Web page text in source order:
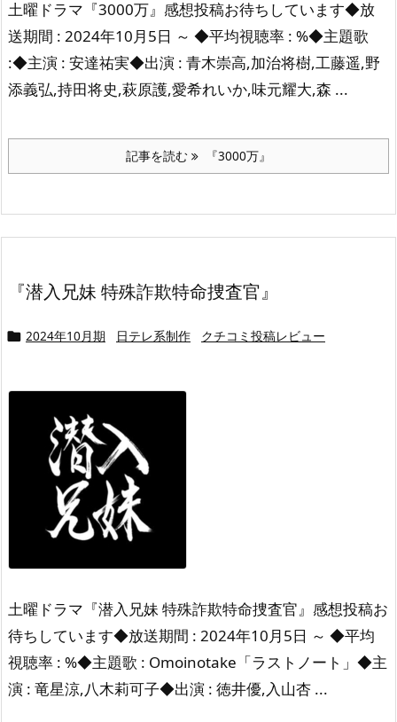
土曜ドラマ『3000万』感想投稿お待ちしています◆放
送期間 : 2024年10月5日 ～ ◆平均視聴率 : %◆主題歌
:◆主演 : 安達祐実◆出演 : 青木崇高,加治将樹,工藤遥,野
添義弘,持田将史,萩原護,愛希れいか,味元耀大,森 ...
記事を読む 『3000万』
『潜入兄妹 特殊詐欺特命捜査官』
 2024年10月期 日テレ系制作 クチコミ投稿レビュー
土曜ドラマ『潜入兄妹 特殊詐欺特命捜査官』感想投稿お
待ちしています◆放送期間 : 2024年10月5日 ～ ◆平均
視聴率 : %◆主題歌 : Omoinotake「ラストノート」◆主
演 : 竜星涼,八木莉可子◆出演 : 徳井優,入山杏 ...